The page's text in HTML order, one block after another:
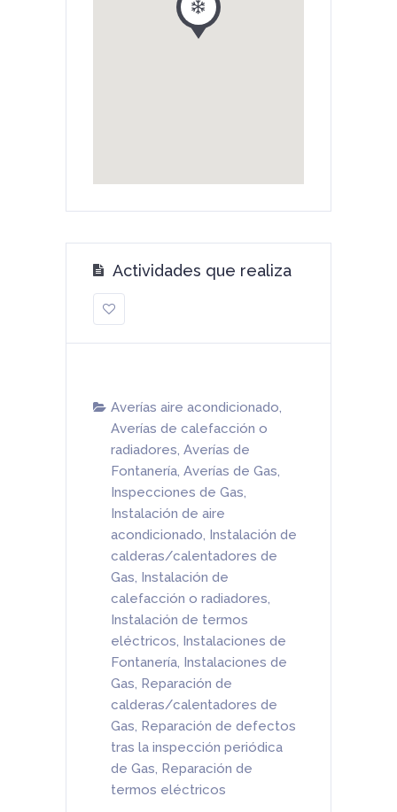
Actividades que realiza
Averías aire acondicionado,
Averías de calefacción o
radiadores, Averías de
Fontanería, Averías de Gas,
Inspecciones de Gas,
Instalación de aire
acondicionado, Instalación de
calderas/calentadores de
Gas, Instalación de
calefacción o radiadores,
Instalación de termos
eléctricos, Instalaciones de
Fontanería, Instalaciones de
Gas, Reparación de
calderas/calentadores de
Gas, Reparación de defectos
tras la inspección periódica
de Gas, Reparación de
termos eléctricos